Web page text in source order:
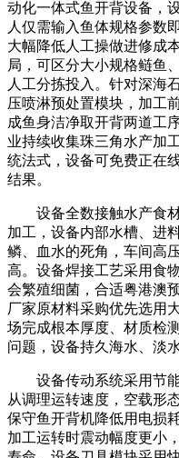
动化一体式鱼开背设备，
人仅需输入鱼体规格参数
大幅降低人工操做进修成
局，可区分大小规格鲢鱼
人工分拣投入。针对深海
压喷淋预处置模块，加工
成鱼身洁净取开背两道工
业持续收集珠三角水产加
统法式，设备可免费正在
结果。
设备全数接触水产食材
加工，设备内部水槽、进
鳞、血水的死角，车间高
高。设备焊接工艺采用食
会繁殖细菌，合适粤港澳
厂家原材料采购优先选用
场完成根本厚度、材质检
问题，设备持久海水、淡
设备传动系统采用节能
从调理运转速度，空载形
保守鱼开背机降低用电损
加工运转时震动幅度更小